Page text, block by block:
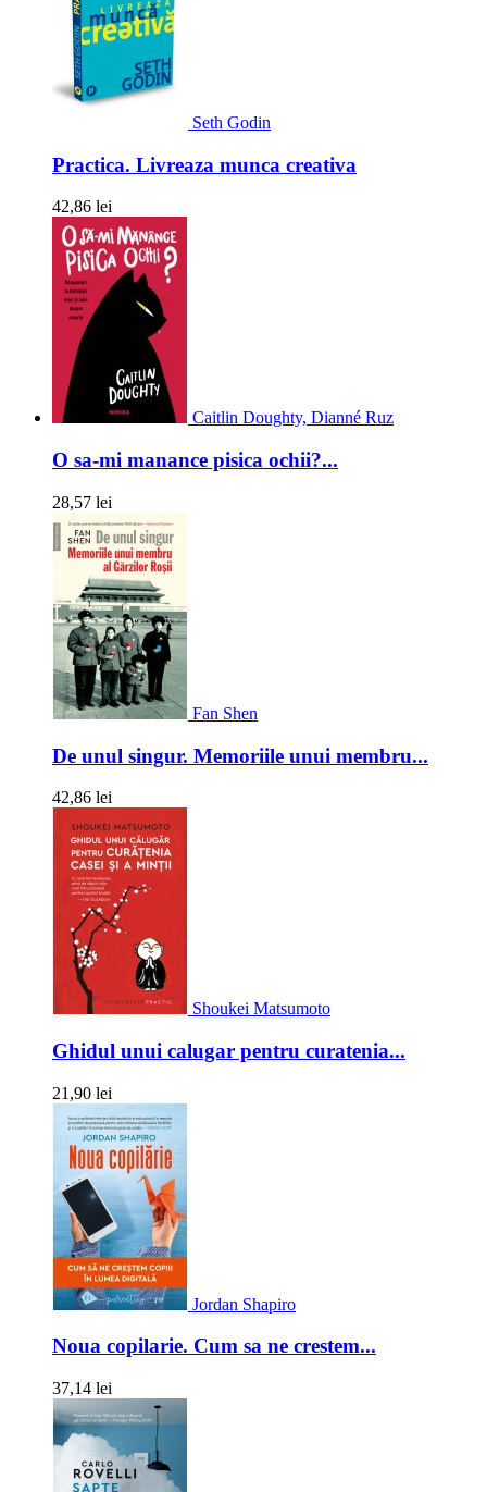
Seth Godin
Practica. Livreaza munca creativa
42,86 lei
Caitlin Doughty, Dianné Ruz
O sa-mi manance pisica ochii?...
28,57 lei
Fan Shen
De unul singur. Memoriile unui membru...
42,86 lei
Shoukei Matsumoto
Ghidul unui calugar pentru curatenia...
21,90 lei
Jordan Shapiro
Noua copilarie. Cum sa ne crestem...
37,14 lei